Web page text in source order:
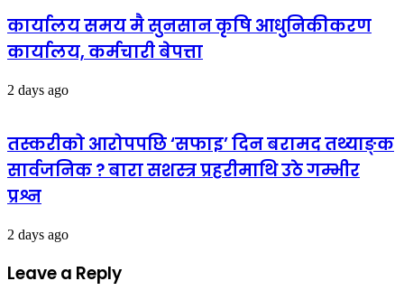
कार्यालय समय मै सुनसान कृषि आधुनिकीकरण
कार्यालय, कर्मचारी बेपत्ता
2 days ago
तस्करीको आरोपपछि ‘सफाइ’ दिन बरामद तथ्याङ्क
सार्वजनिक ? बारा सशस्त्र प्रहरीमाथि उठे गम्भीर
प्रश्न
2 days ago
Leave a Reply